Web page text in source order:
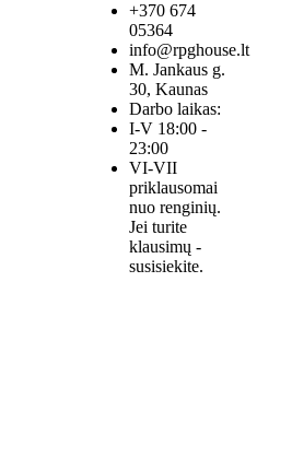
+370 674
05364
info@rpghouse.lt
M. Jankaus g.
30, Kaunas
Darbo laikas:
I-V 18:00 -
23:00
VI-VII
priklausomai
nuo renginių.
Jei turite
klausimų -
susisiekite.